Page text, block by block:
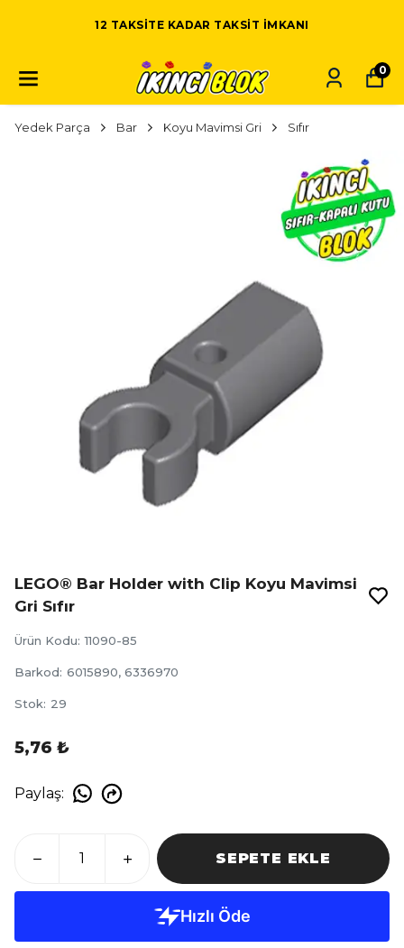
12 TAKSITE KADAR TAKSIT IMKANI
0
Yedek Parça Bar Koyu Mavimsi Gri Sıfır
LEGO® Bar Holder with Clip Koyu Mavimsi
Gri Sıfır
Ürün Kodu: 11090-85
Barkod: 6015890, 6336970
Stok: 29
5,76 ₺
Paylaş:
SEPETE EKLE